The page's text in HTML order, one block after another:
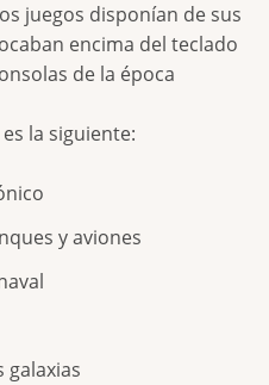
juegos disponían de sus
encima del teclado
de la época
la siguiente:
y aviones
galaxias